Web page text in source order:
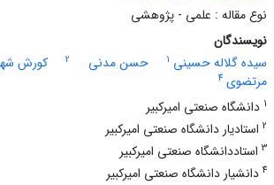
نوع مقاله : علمی - پژوهشی
نویسندگان
سیده گلاله حسینی 1 حسن مدنی 2 کورش
مرتضوی 4
1 دانشگاه صنعتی امیرکبیر
2 استادیار دانشگاه صنعتی امیرکبیر
3 استاددانشگاه صنعتی امیرکبیر
4 دانشیار دانشگاه صنعتی امیرکبیر